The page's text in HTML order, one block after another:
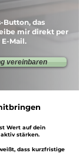
Button, das
mir direkt per
Mail.​
vereinbaren
Wert auf dein
stärken.
dass kurzfristige